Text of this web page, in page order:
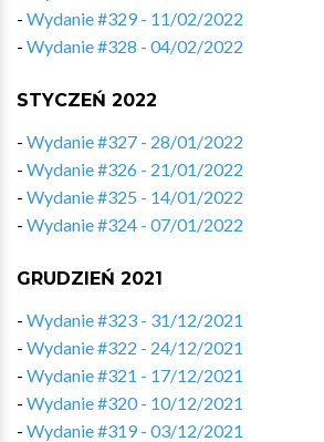
- Wydanie #329 - 11/02/2022
- Wydanie #328 - 04/02/2022
STYCZEŃ 2022
- Wydanie #327 - 28/01/2022
- Wydanie #326 - 21/01/2022
- Wydanie #325 - 14/01/2022
- Wydanie #324 - 07/01/2022
GRUDZIEŃ 2021
- Wydanie #323 - 31/12/2021
- Wydanie #322 - 24/12/2021
- Wydanie #321 - 17/12/2021
- Wydanie #320 - 10/12/2021
- Wydanie #319 - 03/12/2021